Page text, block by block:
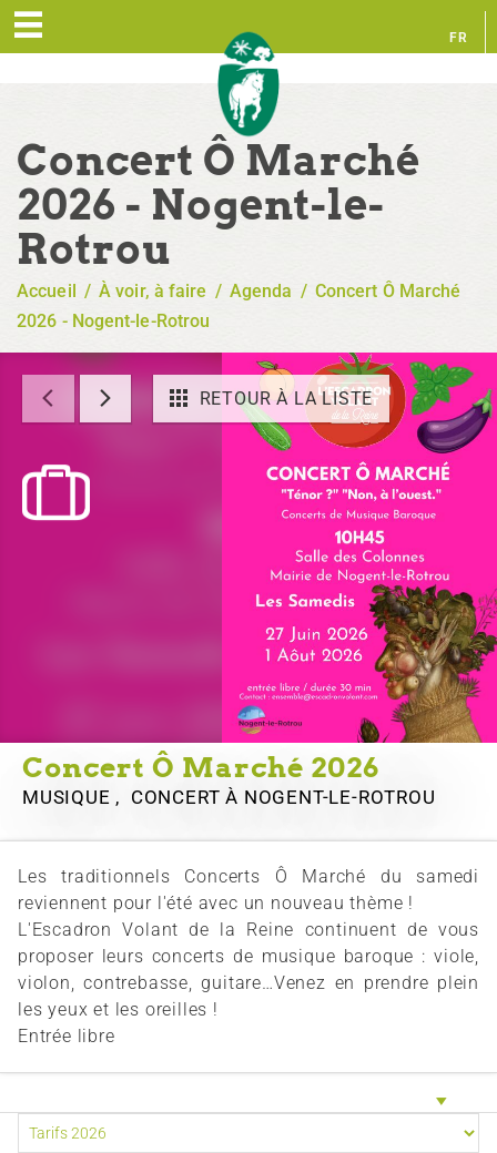
FR
Concert Ô Marché
2026 - Nogent-le-
Rotrou
Accueil / À voir, à faire / Agenda / Concert Ô Marché
2026 - Nogent-le-Rotrou
RETOUR À LA LISTE
Concert Ô Marché 2026
MUSIQUE , CONCERTÀ NOGENT-LE-ROTROU
Les traditionnels Concerts Ô Marché du samedi
reviennent pour l'été avec un nouveau thème !
L'Escadron Volant de la Reine continuent de vous
proposer leurs concerts de musique baroque : viole,
violon, contrebasse, guitare…Venez en prendre plein
les yeux et les oreilles !
Entrée libre